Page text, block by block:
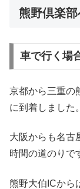
熊野倶楽
車で行く場
京都から三重の
に到着しました。
大阪からも名古
時間の道のりで
熊野大伯ICから